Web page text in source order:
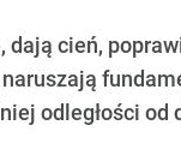
dają cień,
odległości od